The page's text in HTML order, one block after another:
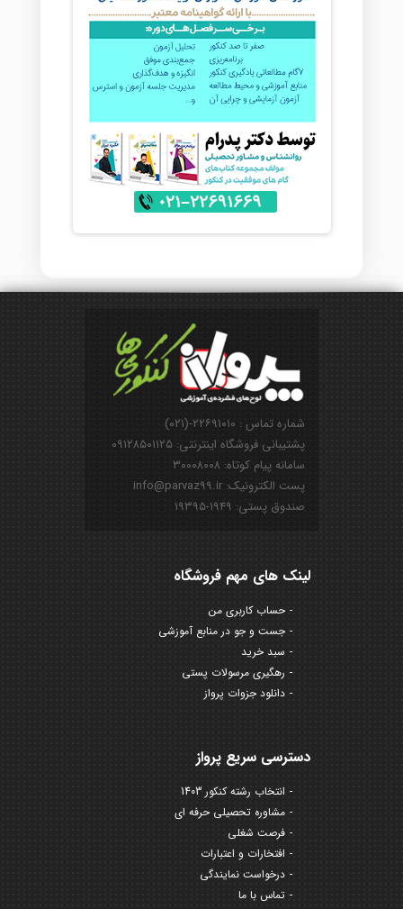
شماره تماس : ۲۲۶۹۱۰۱۰-(۰۲۱)
پشتیبانی فروشگاه اینترنتی: ۰۹۱۲۸۵۰۱۱۲۵
سامانه پیام کوتاه: ۳۰۰۰۸۰۰۸
پست الکترونیک: info@parvaz99.ir
صندوق پستی: ۱۹۴۹-۱۹۳۹۵
لینک های مهم فروشگاه
حساب کاربری من
جست و جو در منابع آموزشی
سبد خرید
رهگیری مرسولات پستی
دانلود جزوات پرواز
دسترسی سریع پرواز
انتخاب رشته کنکور 1403
مشاوره تحصیلی حرفه ای
فرصت شغلی
افتخارات و اعتبارات
درخواست نمایندگی
تماس با ما